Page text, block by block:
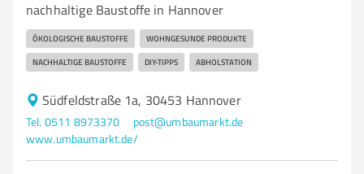
nachhaltige Baustoffe in Hannover
ÖKOLOGISCHE BAUSTOFFE WOHNGESUNDE PRODUKTE
NACHHALTIGE BAUSTOFFE DIY-TIPPS ABHOLSTATION
Südfeldstraße 1a, 30453 Hannover
Tel. 0511 8973370
post@umbaumarkt.de
www.umbaumarkt.de/